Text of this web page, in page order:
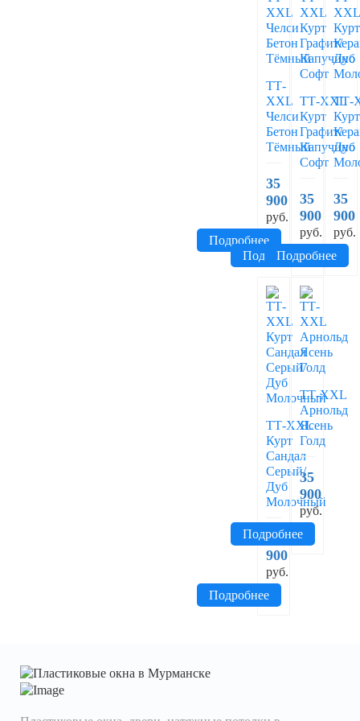
ТТ-
XXL
Челси
Бетон
Тёмный
35
900
руб.
Подробнее
ТТ-XXL
Курт
Графит/
Капучино
Софт
35
900
руб.
Подробнее
ТТ-
Курт
Дуб
35
900
руб.
Подробнее
ТТ-XXL
Курт
Сандал
Серый/
Дуб
Молочный
35
900
руб.
Подробнее
ТТ-XXL
Арнольд
Ясень
Голд
35
900
руб.
Подробнее